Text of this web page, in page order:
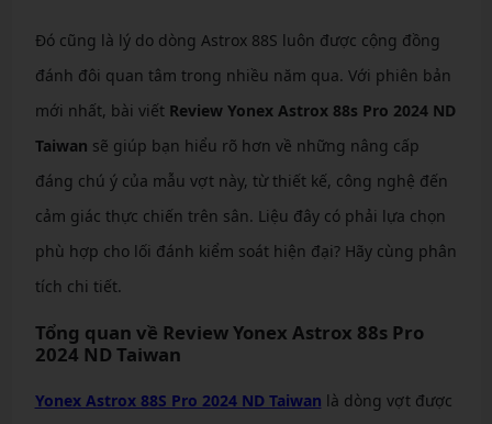
Đó cũng là lý do dòng Astrox 88S luôn được cộng đồng
đánh đôi quan tâm trong nhiều năm qua. Với phiên bản
mới nhất, bài viết Review Yonex Astrox 88s Pro 2024 ND
Taiwan sẽ giúp bạn hiểu rõ hơn về những nâng cấp
đáng chú ý của mẫu vợt này, từ thiết kế, công nghệ đến
cảm giác thực chiến trên sân. Liệu đây có phải lựa chọn
phù hợp cho lối đánh kiểm soát hiện đại? Hãy cùng phân
tích chi tiết.
Tổng quan về Review Yonex Astrox 88s Pro
2024 ND Taiwan
Yonex Astrox 88S Pro 2024 ND Taiwan là dòng vợt được